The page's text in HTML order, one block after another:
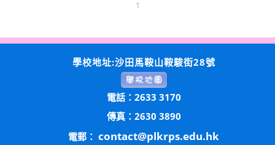
1
學校地址:沙田馬鞍山鞍駿街28號
電話：2633 3170
傳真：2630 3890
電郵： contact@plkrps.edu.hk